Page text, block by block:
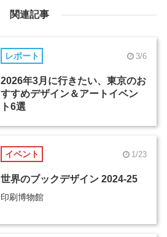
関連記事
レポート 3/6
2026年3月に行きたい、東京のお
すすめデザイン＆アートイベン
ト6選
イベント 1/23
世界のブックデザイン 2024-25
印刷博物館